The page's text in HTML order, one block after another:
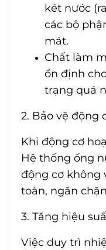
két nước
các bộ
mát.
Chất làm
ổn định
trạng quá
2. Bảo vệ động
Khi động cơ
Hệ thống ống
động cơ không
toàn, ngăn
3. Tăng hiệu
Việc duy trì